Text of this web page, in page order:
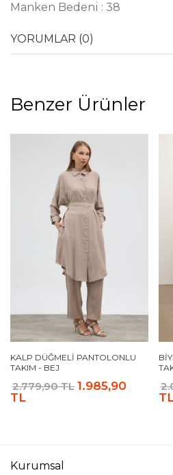
Manken Bedeni : 38
YORUMLAR (0)
Benzer Ürünler
KALP DÜĞMELI PANTOLONLU
TAKIM - BEJ
2.779,90 TL 1.985,90
TL
Kurumsal